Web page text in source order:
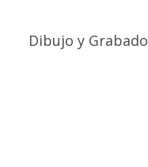
Dibujo y Grabado